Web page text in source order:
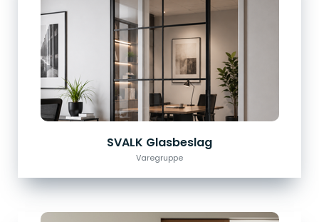
SVALK Glasbeslag
Varegruppe